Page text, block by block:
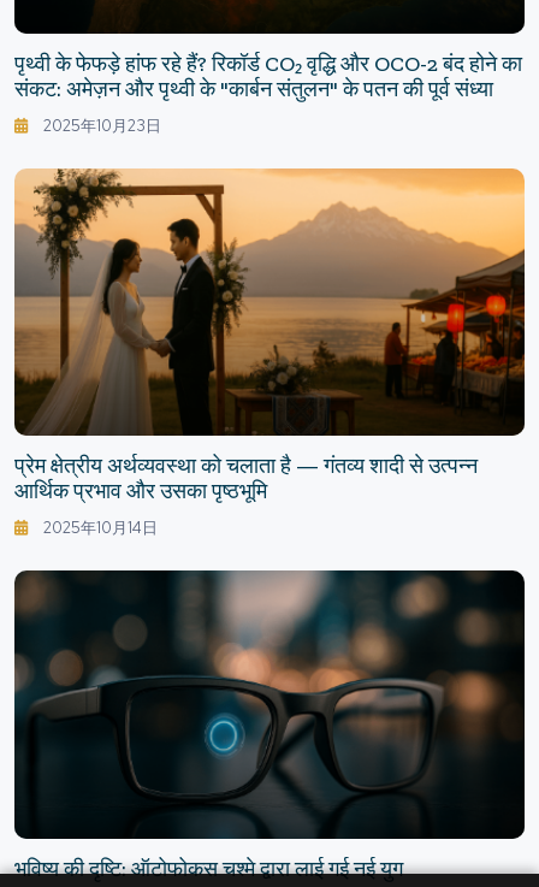
पृथ्वी के फेफड़े हांफ रहे हैं? रिकॉर्ड CO₂ वृद्धि और OCO-2 बंद होने का
संकट: अमेज़न और पृथ्वी के "कार्बन संतुलन" के पतन की पूर्व संध्या
2025年10月23日
प्रेम क्षेत्रीय अर्थव्यवस्था को चलाता है — गंतव्य शादी से उत्पन्न
आर्थिक प्रभाव और उसका पृष्ठभूमि
2025年10月14日
भविष्य की दृष्टि: ऑटोफोकस चश्मे द्वारा लाई गई नई युग